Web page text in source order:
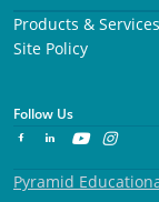
Products & Services
Site Policy
Follow Us
Pyramid